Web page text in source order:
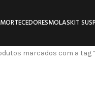
MOLASKIT
marcados com a tag